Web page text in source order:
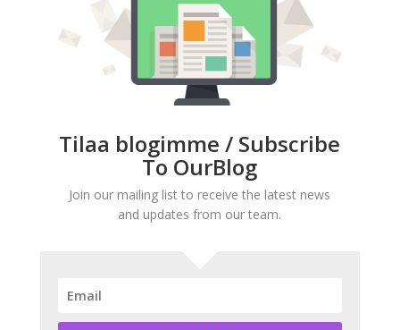
Tilaa blogimme / Subscribe
To OurBlog
Join our mailing list to receive the latest news
and updates from our team.